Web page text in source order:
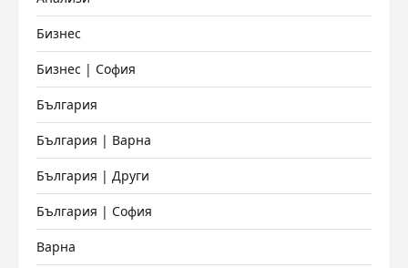
Бизнес
Бизнес | София
България
България | Варна
България | Други
България | София
Варна